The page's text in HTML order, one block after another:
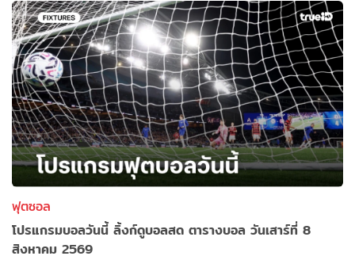
ฟุตซอล
โปรแกรมบอลวันนี้ ลิ้งก์ดูบอลสด ตารางบอล วันเสาร์ที่ 8
สิงหาคม 2569